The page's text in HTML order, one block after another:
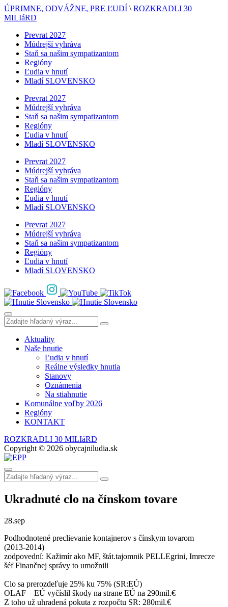
ÚPRIMNE, ODVÁŽNE, PRE ĽUDÍ \ ROZKRADLI 30
MILIáRD
Prevrat 2027
Múdrejší vyhráva
Staň sa našim sympatizantom
Regióny
Ľudia v hnutí
Mladí SLOVENSKO
Prevrat 2027
Múdrejší vyhráva
Staň sa našim sympatizantom
Regióny
Ľudia v hnutí
Mladí SLOVENSKO
Prevrat 2027
Múdrejší vyhráva
Staň sa našim sympatizantom
Regióny
Ľudia v hnutí
Mladí SLOVENSKO
Prevrat 2027
Múdrejší vyhráva
Staň sa našim sympatizantom
Regióny
Ľudia v hnutí
Mladí SLOVENSKO
Aktuality
Naše hnutie
Ľudia v hnutí
Reálne výsledky hnutia
Stanovy
Oznámenia
Na stiahnutie
Komunálne voľby 2026
Regióny
KONTAKT
ROZKRADLI 30 MILIáRD
Copyright © 2026 obycajniludia.sk
Ukradnuté clo na čínskom tovare
28.sep
Podhodnotené preclievanie kontajnerov s čínskym tovarom
(2013-2014)
zodpovední: Kažimír ako MF, štát.tajomnik PELLEgrini, Imrecze
šéf Finančnej správy to umožnili
Clo sa prerozdeľuje 25% ku 75% (SR:EÚ)
OLAF – EÚ vyčíslil škody na strane EÚ na 290mil.€
Z toho už uhradená pokuta z rozpočtu SR: 280mil.€